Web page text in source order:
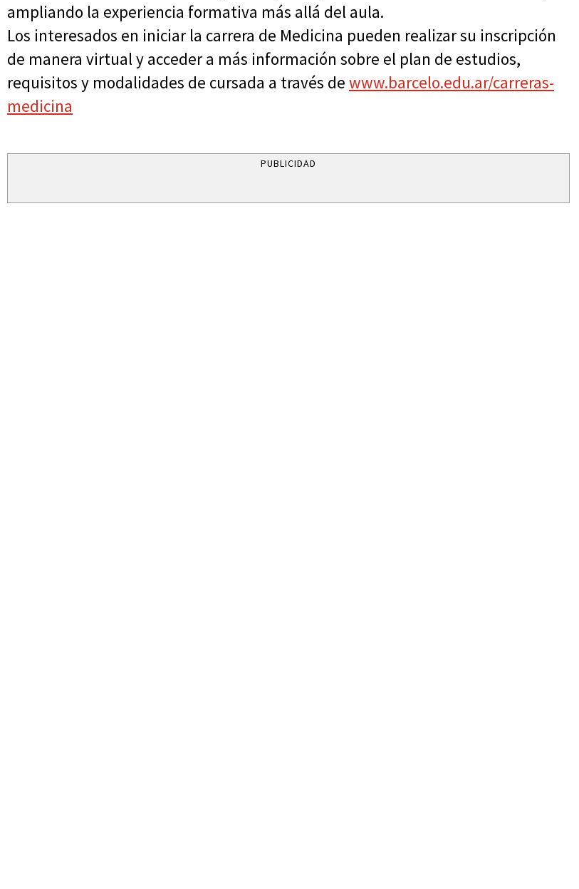
ampliando la experiencia formativa más allá del aula.
Los interesados en iniciar la carrera de Medicina pueden realizar su inscripción
de manera virtual y acceder a más información sobre el plan de estudios,
requisitos y modalidades de cursada a través de www.barcelo.edu.ar/carreras-
medicina
PUBLICIDAD